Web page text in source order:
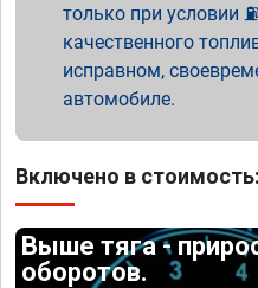
только при условии
качественного
исправном,
автомобиле.
Включено в стоимость:
Выше тяга -
оборотов.